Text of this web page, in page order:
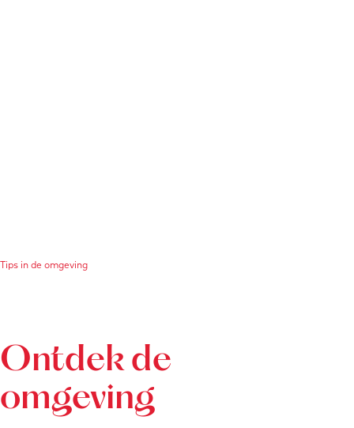
Ontdek de
omgeving
Tips in de omgeving